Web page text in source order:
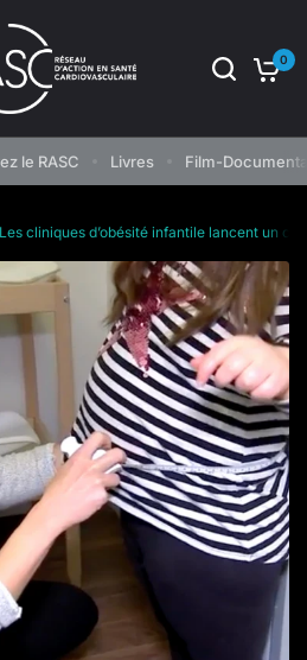
0
le RASC Livres Film-
Les cliniques d’obésité infantile lancent un
Les cliniques d’obésité infantile lancent un cri du cœur à Québec